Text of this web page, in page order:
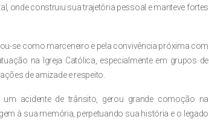
onde construiu sua trajetória pessoal e manteve fortes
se como marceneiro e pela convivência próxima com
na Igreja Católica, especialmente em grupos de
de amizade e respeito.
acidente de trânsito, gerou grande comoção na
à sua memória, perpetuando sua história e o legado